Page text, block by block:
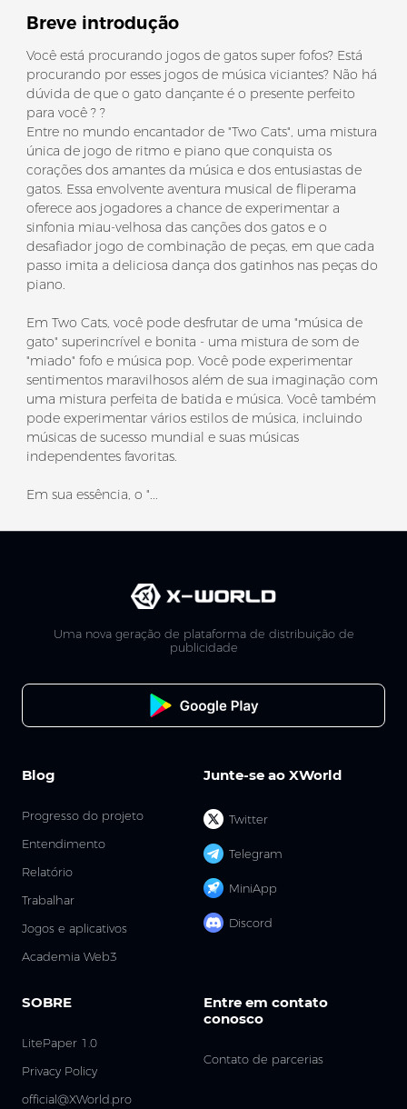
Breve introdução
Você está procurando jogos de gatos super fofos? Está
procurando por esses jogos de música viciantes? Não há
dúvida de que o gato dançante é o presente perfeito
para você ? ?
Entre no mundo encantador de "Two Cats", uma mistura
única de jogo de ritmo e piano que conquista os
corações dos amantes da música e dos entusiastas de
gatos. Essa envolvente aventura musical de fliperama
oferece aos jogadores a chance de experimentar a
sinfonia miau-velhosa das canções dos gatos e o
desafiador jogo de combinação de peças, em que cada
passo imita a deliciosa dança dos gatinhos nas peças do
piano.
Em Two Cats, você pode desfrutar de uma "música de
gato" superincrível e bonita - uma mistura de som de
"miado" fofo e música pop. Você pode experimentar
sentimentos maravilhosos além de sua imaginação com
uma mistura perfeita de batida e música. Você também
pode experimentar vários estilos de música, incluindo
músicas de sucesso mundial e suas músicas
independentes favoritas.
Em sua essência, o "...
Uma nova geração de plataforma de distribuição de
publicidade
Junte-se ao XWorld
Twitter
Telegram
MiniApp
Discord
Blog
Progresso do projeto
Entendimento
Relatório
Trabalhar
Jogos e aplicativos
Academia Web3
SOBRE
LitePaper 1.0
Privacy Policy
official@XWorld.pro
Entre em contato
conosco
Contato de parcerias